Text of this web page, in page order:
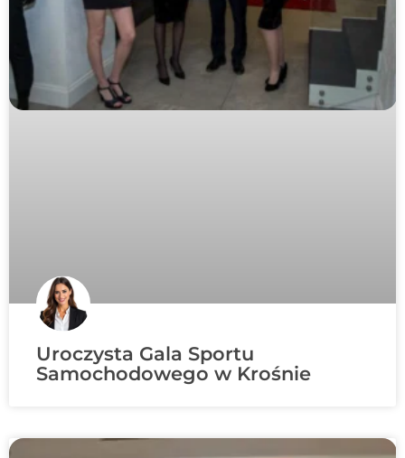
Uroczysta Gala Sportu
Samochodowego w Krośnie